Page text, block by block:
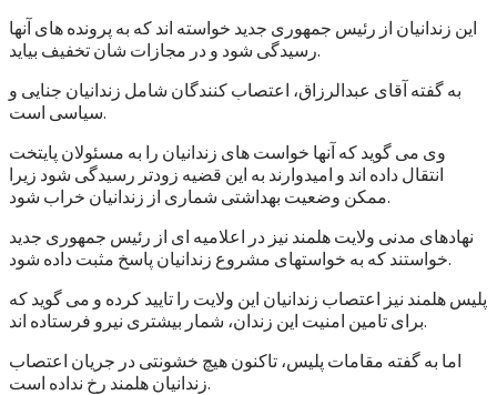
این زندانیان از رئیس جمهوری جدید خواسته اند که به پرونده های آنها
رسیدگی شود و در مجازات شان تخفیف بیاید.
به گفته آقای عبدالرزاق، اعتصاب کنندگان شامل زندانیان جنایی و
سیاسی است.
وی می گوید که آنها خواست های زندانیان را به مسئولان پایتخت
انتقال داده اند و امیدوارند به این قضیه زودتر رسیدگی شود زیرا
ممکن وضعیت بهداشتی شماری از زندانیان خراب شود.
نهادهای مدنی ولایت هلمند نیز در اعلامیه ای از رئیس جمهوری جدید
خواستند که به خواستهای مشروع زندانیان پاسخ مثبت داده شود.
پلیس هلمند نیز اعتصاب زندانیان این ولایت را تایید کرده و می گوید که
برای تامین امنیت این زندان، شمار بیشتری نیرو فرستاده اند.
اما به گفته مقامات پلیس، تاکنون هیچ خشونتی در جریان اعتصاب
زندانیان هلمند رخ نداده است.